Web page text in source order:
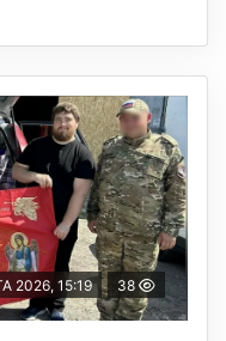
2026, 15:19 38